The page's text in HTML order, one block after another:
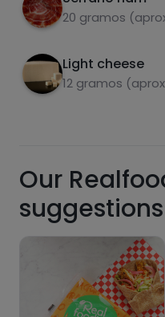
20 gramos
Light cheese
12 gramos
de las recetas, y
Our